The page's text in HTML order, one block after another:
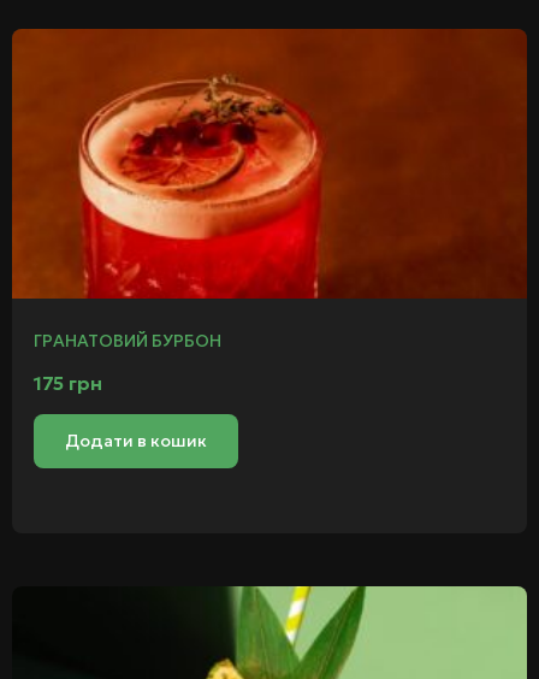
ГРАНАТОВИЙ БУРБОН
175 грн
Додати в кошик